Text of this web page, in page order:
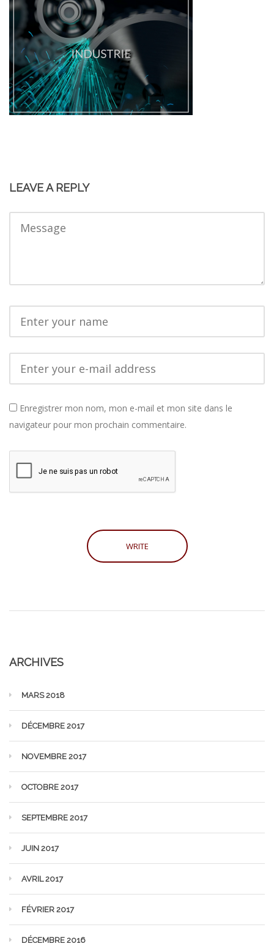
LEAVE A REPLY
Enregistrer mon nom, mon e-mail et mon site dans le
navigateur pour mon prochain commentaire.
ARCHIVES
MARS 2018
DÉCEMBRE 2017
NOVEMBRE 2017
OCTOBRE 2017
SEPTEMBRE 2017
JUIN 2017
AVRIL 2017
FÉVRIER 2017
DÉCEMBRE 2016